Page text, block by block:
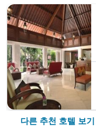
다른 추천 호텔 보기